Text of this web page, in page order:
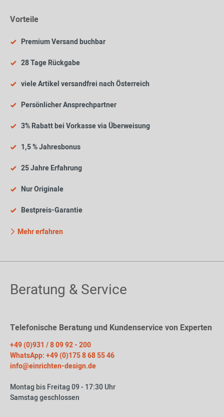
Vorteile
Premium Versand buchbar
28 Tage Rückgabe
viele Artikel versandfrei nach Österreich
Persönlicher Ansprechpartner
3% Rabatt bei Vorkasse via Überweisung
1,5 % Jahresbonus
25 Jahre Erfahrung
Nur Originale
Bestpreis-Garantie
Mehr erfahren
Beratung & Service
Telefonische Beratung und Kundenservice von Experten
+49 (0)931 / 8 09 92 - 200
WhatsApp: +49 (0)175 8 68 55 46
info@einrichten-design.de
Montag bis Freitag 09 - 17:30 Uhr
Samstag geschlossen